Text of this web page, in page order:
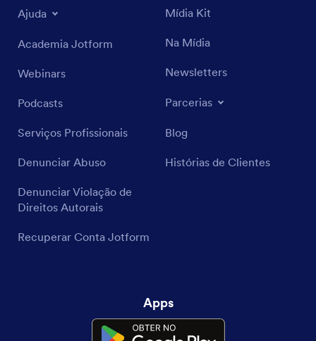
Ajuda
Academia Jotform
Webinars
Podcasts
Serviços Profissionais
Denunciar Abuso
Denunciar Violação de
Direitos Autorais
Recuperar Conta Jotform
Mídia Kit
Na Mídia
Newsletters
Parcerias
Blog
Histórias de Clientes
Apps